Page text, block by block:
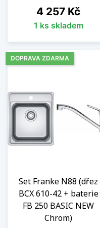
Cena
4 257 Kč
1 ks skladem
Set Franke N88 (dřez
BCX 610-42 + baterie
FB 250 BASIC NEW
Chrom)
DOPRAVA ZDARMA